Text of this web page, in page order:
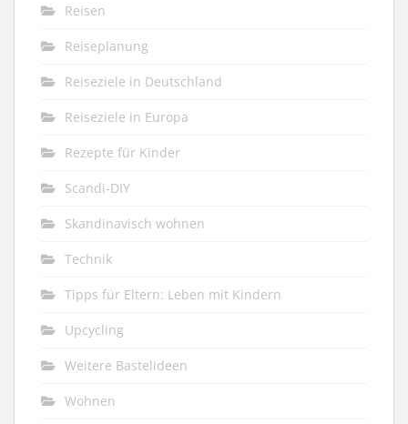
Reisen
Reiseplanung
Reiseziele in Deutschland
Reiseziele in Europa
Rezepte für Kinder
Scandi-DIY
Skandinavisch wohnen
Technik
Tipps für Eltern: Leben mit Kindern
Upcycling
Weitere Bastelideen
Wohnen